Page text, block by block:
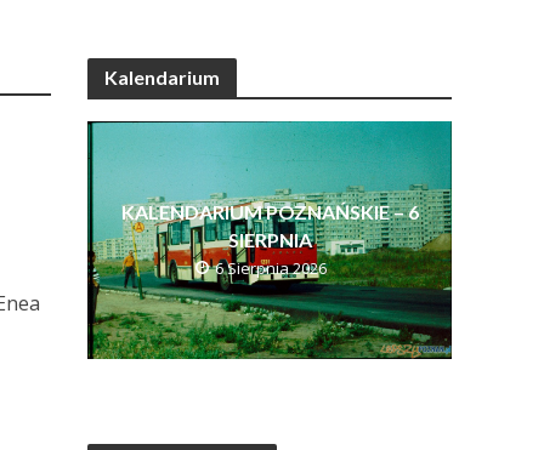
Kalendarium
KALENDARIUM POZNAŃSKIE – 6
SIERPNIA
6 Sierpnia 2026